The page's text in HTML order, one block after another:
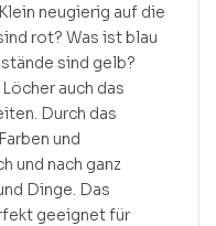
neugierig auf die
rot? Was ist blau
sind gelb?
auch das
Durch das
und
und nach ganz
Dinge. Das
geeignet für